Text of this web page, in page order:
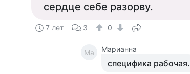
сердце себе разорву.
7 лет 3 0
Ма Марианна
специфика рабочая.